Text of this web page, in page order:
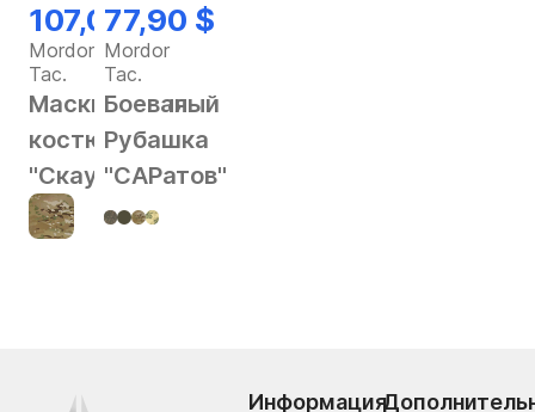
107,02 $
Mordor
Tac.
Маскировочный
костюм
"Скаут"
77,90 $
Mordor
Tac.
Боевая
Рубашка
"САРатов"
Информация